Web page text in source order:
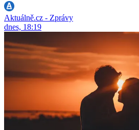
Aktuálně.cz - Zprávy
dnes, 18:19